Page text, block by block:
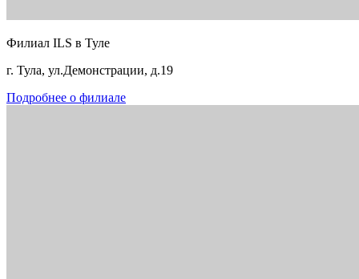
Филиал ILS в Туле
г. Тула, ул.Демонстрации, д.19
Подробнее о филиале